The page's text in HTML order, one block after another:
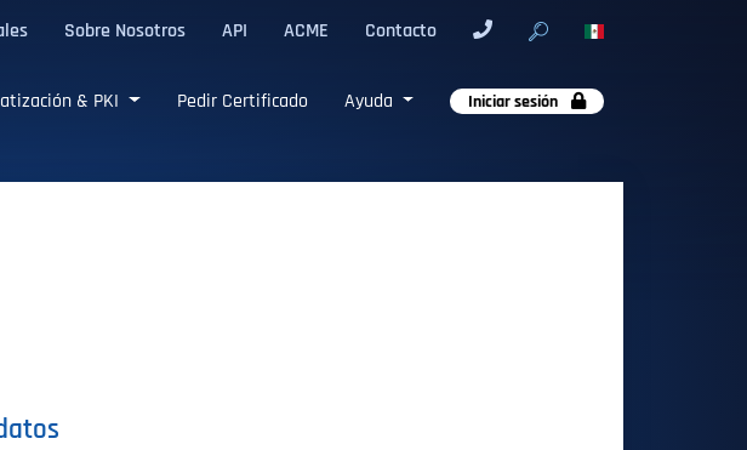
Sobre Nosotros API ACME Contacto
& PKI Pedir Certificado Ayuda Iniciar sesión